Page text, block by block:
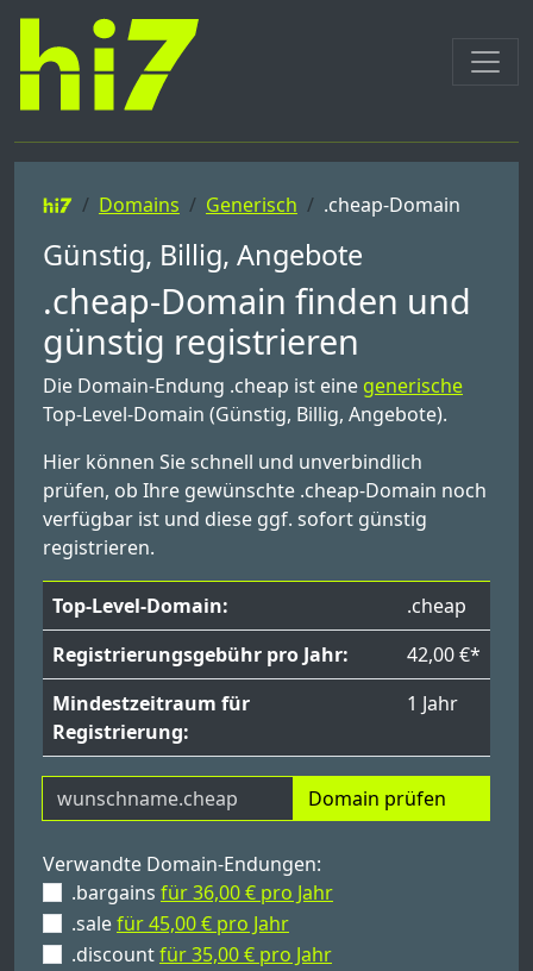
Domains Generisch .cheap-Domain
Günstig, Billig, Angebote
.cheap-Domain finden und
günstig registrieren
Die Domain-Endung .cheap ist eine generische
Top-Level-Domain (Günstig, Billig, Angebote).
Hier können Sie schnell und unverbindlich
prüfen, ob Ihre gewünschte .cheap-Domain noch
verfügbar ist und diese ggf. sofort günstig
registrieren.
Top-Level-Domain:
.cheap
Registrierungsgebühr pro Jahr:
42,00 €*
Mindestzeitraum für
Registrierung:
1 Jahr
Domain prüfen
Verwandte Domain-Endungen:
.bargains für 36,00 € pro Jahr
.salefür 45,00 € pro Jahr
.discountfür 35,00 € pro Jahr